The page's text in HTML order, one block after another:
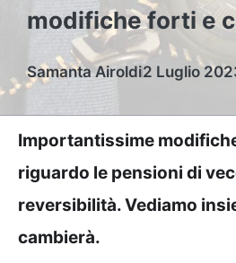
modifiche forti e
Samanta Airoldi2 Luglio
Importantissime
riguardo le pensioni di
reversibilità. Vediamo
cambierà.